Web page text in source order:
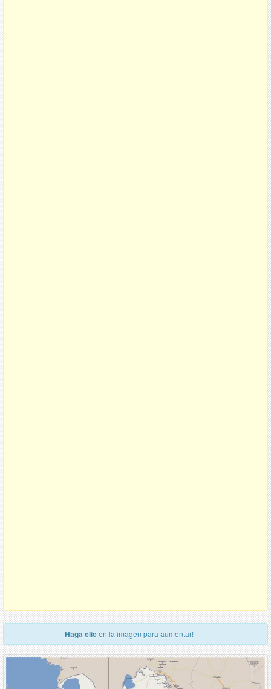
Haga clic en la imagen para aumentar!